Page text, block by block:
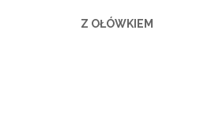
Z OŁÓWKIEM